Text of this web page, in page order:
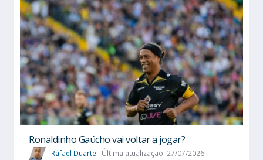
Ronaldinho Gaúcho vai voltar a jogar?
Rafael Duarte Última atualização: 27/07/2026